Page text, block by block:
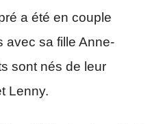
a été en couple
avec sa fille Anne-
sont nés de leur
Lenny.